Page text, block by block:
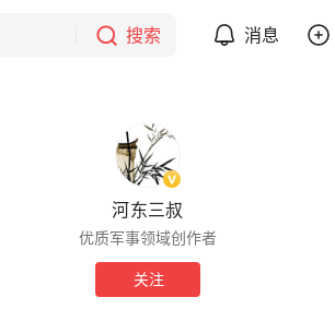
搜索 消息
河东三叔
优质军事领域创作者
关注